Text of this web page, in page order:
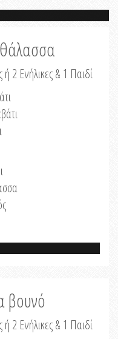
θάλασσα
ή 2 Ενήλικες & 1 Παιδί
βουνό
ή 2 Ενήλικες & 1 Παιδί